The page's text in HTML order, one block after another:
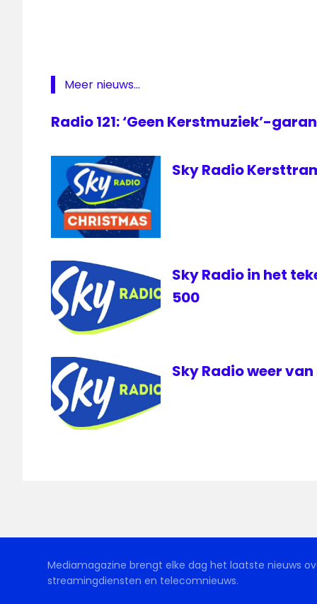
Meer nieuws...
Radio 121: ‘Geen Kerstmuziek’-
Sky Radio
Sky Radio in het
500
Sky Radio weer
Mediamagazine brengt elke dag het laatste nieuws
streamingdiensten en telecomnieuws.